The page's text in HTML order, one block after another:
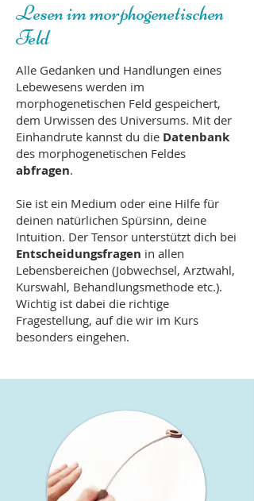
Lesen im morphogenetischen
Feld
Alle Gedanken und Handlungen eines
Lebewesens werden im
morphogenetischen Feld gespeichert,
dem Urwissen des Universums. Mit der
Einhandrute kannst du die Datenbank
des morphogenetischen Feldes
abfragen.
Sie ist ein Medium oder eine Hilfe für
deinen natürlichen Spürsinn, deine
Intuition. Der Tensor unterstützt dich bei
Entscheidungsfragen in allen
Lebensbereichen (Jobwechsel, Arztwahl,
Kurswahl, Behandlungsmethode etc.).
Wichtig ist dabei die richtige
Fragestellung, auf die wir im Kurs
besonders eingehen.